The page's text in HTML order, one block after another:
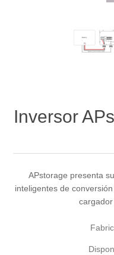
Inversor
APstorage presenta
inteligentes de